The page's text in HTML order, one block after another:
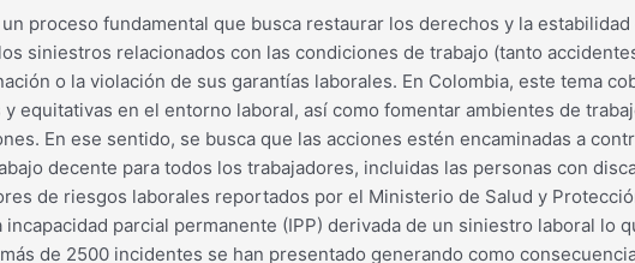
proceso fundamental que busca restaurar los derechos y la
siniestros relacionados con las condiciones de trabajo (tanto
o la violación de sus garantías laborales. En Colombia, este tema
equitativas en el entorno laboral, así como fomentar ambientes de
En ese sentido, se busca que las acciones estén encaminadas a
decente para todos los trabajadores, incluidas las personas con
de riesgos laborales reportados por el Ministerio de Salud y
parcial permanente (IPP) derivada de un siniestro laboral lo
de 2500 incidentes se han presentado generando como